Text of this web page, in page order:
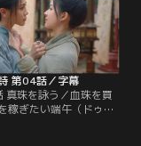
い）王の義弟だと見抜
イエン・ズージン）。
自分の復讐計画に利用
て…。
第04話／字幕
真珠を詠う／血珠を買
稼ぎたい端午（ドゥア
石を利用した商売をし
める。また、死んだは